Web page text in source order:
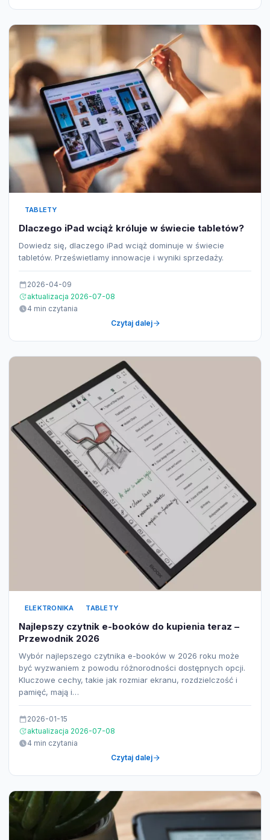
TABLETY
Dlaczego iPad wciąż króluje w świecie tabletów?
Dowiedz się, dlaczego iPad wciąż dominuje w świecie
tabletów. Prześwietlamy innowacje i wyniki sprzedaży.
2026-04-09
aktualizacja 2026-07-08
4 min czytania
Czytaj dalej
ELEKTRONIKA TABLETY
Najlepszy czytnik e-booków do kupienia teraz –
Przewodnik 2026
Wybór najlepszego czytnika e-booków w 2026 roku może
być wyzwaniem z powodu różnorodności dostępnych opcji.
Kluczowe cechy, takie jak rozmiar ekranu, rozdzielczość i
pamięć, mają i…
2026-01-15
aktualizacja 2026-07-08
4 min czytania
Czytaj dalej